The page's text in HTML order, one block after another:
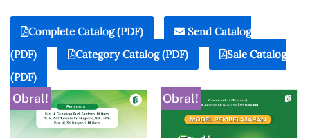
Complete Catalog (PDF)
Send Catalog
(PDF)
Category Catalog (PDF)
Sale Catalog
(PDF)
Obral! Obral!